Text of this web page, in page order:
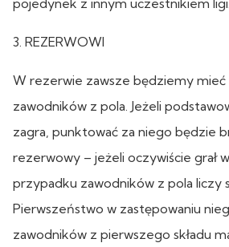
3. REZERWOWI
W rezerwie zawsze będziemy
zawodników z pola. Jeżeli
zagra, punktować za niego będzie
rezerwowy – jeżeli oczywiście grał
przypadku zawodników z pola liczy
Pierwszeństwo w zastępowaniu
zawodników z pierwszego składu